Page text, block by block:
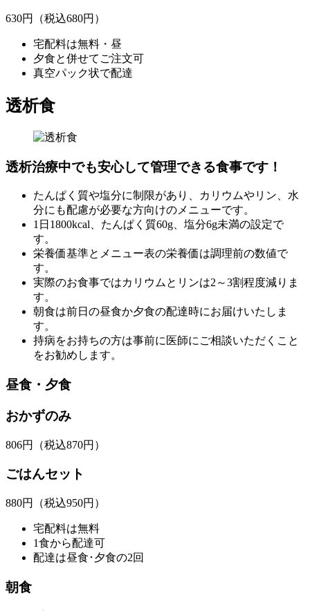
630円 （税込680円）
宅配料は無料・昼
夕食と併せてご注文可
真空パック状で配達
透析食
透析治療中でも安心して管理できる食事です！
たんぱく質や塩分に制限があり、カリウムやリン、水
分にも配慮が必要な方向けのメニューです。
1日1800kcal、たんぱく質60g、塩分6g未満の設定で
す。
栄養価基準とメニュー表の栄養価は調理前の数値で
す。
実際のお食事ではカリウムとリンは2～3割程度減りま
す。
朝食は前日の昼食か夕食の配達時にお届けいたしま
す。
持病をお持ちの方は事前に医師にご相談いただくこと
をお勧めします。
昼食・夕食
おかずのみ
806円 （税込870円）
ごはんセット
880円 （税込950円）
宅配料は無料
1食から配達可
配達は昼食･夕食の2回
朝食